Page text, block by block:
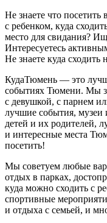
Не знаете что
с ребенком, куда
место для свидания?
Интересуетесь
Не знаете куда
КудаТюмень — это
событиях Тюмени. Мы
с девушкой, с парнем
лучшие события,
детей и их родителей,
и интересные места
посетить!
Мы советуем любые
отдых в парках,
куда можно сходить с
спортивные
и отдыха с семьей, и